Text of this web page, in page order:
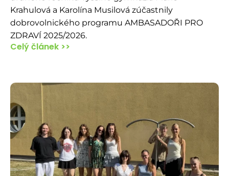
Krahulová a Karolína Musilová zúčastnily
dobrovolnického programu AMBASADOŘI PRO
ZDRAVÍ 2025/2026.
Celý článek >>